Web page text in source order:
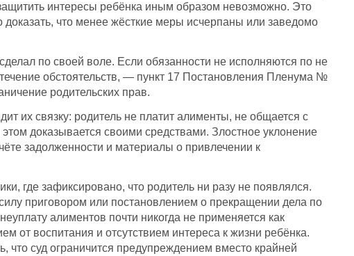
интересы ребёнка иным образом невозможно. Это
что менее жёсткие меры исчерпаны или заведомо
по своей воле. Если обязанности не исполняются по не
обстоятельств, — пункт 17 Постановления Пленума №
родительских прав.
их связку: родитель не платит алименты, не общается с
доказывается своими средствами. Злостное уклонение
задолженности и материалы о привлечении к
где зафиксировано, что родитель ни разу не появлялся.
приговором или постановлением о прекращении дела по
алиментов почти никогда не применяется как
от воспитания и отсутствием интереса к жизни ребёнка.
что суд ограничится предупреждением вместо крайней